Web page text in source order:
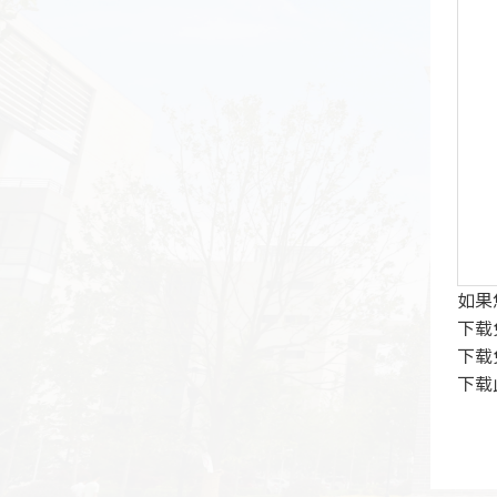
如
下
下
下